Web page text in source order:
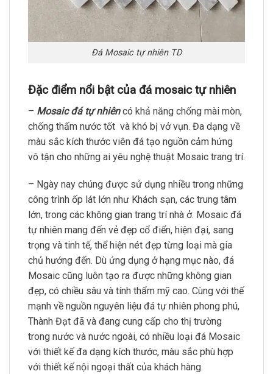
Đá Mosaic tự nhiên TD
Đặc điểm nổi bật của đá mosaic tự nhiên
– Mosaic đá tự nhiêncó khả năng chống mài mòn,
chống thấm nước tốt và khó bị vở vụn. Đa dạng về
màu sắc kích thước viên đá tạo nguồn cảm hứng
vô tận cho những ai yêu nghệ thuật Mosaic trang trí.
– Ngày nay chúng được sử dụng nhiều trong những
công trình ốp lát lớn như Khách sạn, các trung tâm
lớn, trong các không gian trang trí nhà ở. Mosaic đá
tự nhiên mang đến vẻ đẹp cổ điển, hiện đại, sang
trọng và tinh tế, thể hiện nét đẹp từng loại mà gia
chủ hướng đến. Dù ứng dụng ở hạng mục nào, đá
Mosaic cũng luôn tạo ra được những không gian
đẹp, có chiều sâu và tính thẩm mỹ cao. Cùng với thế
mạnh về nguồn nguyên liệu đá tự nhiên phong phú,
Thành Đạt đã và đang cung cấp cho thị trường
trong nước và nước ngoài, có nhiều loại đá Mosaic
với thiết kế đa dạng kích thước, màu sắc phù hợp
với thiết kế nội ngoại thất của khách hàng.